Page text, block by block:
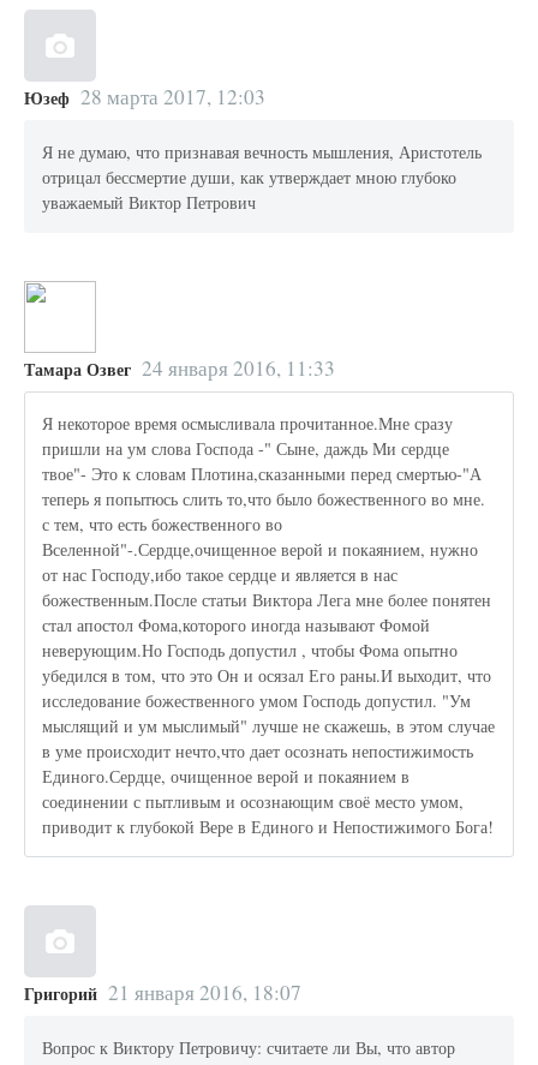
Юзеф 28 марта 2017, 12:03
Я не думаю, что признавая вечность мышления, Аристотель
отрицал бессмертие души, как утверждает мною глубоко
уважаемый Виктор Петрович
Тамара Озвег 24 января 2016, 11:33
Я некоторое время осмысливала прочитанное.Мне сразу
пришли на ум слова Господа -" Сыне, даждь Ми сердце
твое"- Это к словам Плотина,сказанными перед смертью-"А
теперь я попытюсь слить то,что было божественного во мне.
с тем, что есть божественного во
Вселенной"-.Сердце,очищенное верой и покаянием, нужно
от нас Господу,ибо такое сердце и является в нас
божественным.После статьи Виктора Лега мне более понятен
стал апостол Фома,которого иногда называют Фомой
неверующим.Но Господь допустил , чтобы Фома опытно
убедился в том, что это Он и осязал Его раны.И выходит, что
исследование божественного умом Господь допустил. "Ум
мыслящий и ум мыслимый" лучше не скажешь, в этом случае
в уме происходит нечто,что дает осознать непостижимость
Единого.Сердце, очищенное верой и покаянием в
соединении с пытливым и осознающим своё место умом,
приводит к глубокой Вере в Единого и Непостижимого Бога!
Григорий 21 января 2016, 18:07
Вопрос к Виктору Петровичу: считаете ли Вы, что автор